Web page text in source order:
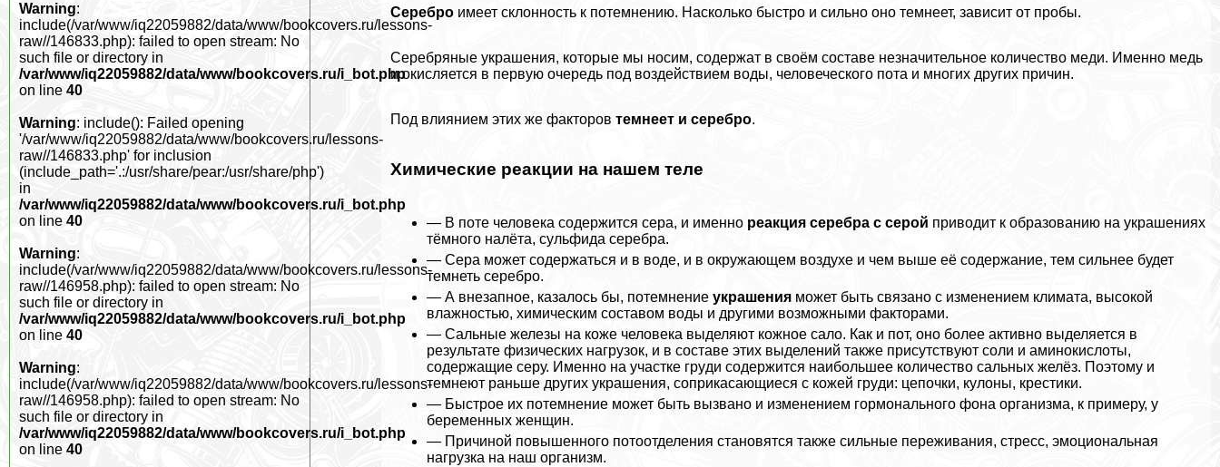
Серебро имеет склонность к потемнению. Насколько быстро и сильно оно темнеет, зависит от пробы.
Серебряные украшения, которые мы носим, содержат в своём составе незначительное количество меди. Именно медь
и окисляется в первую очередь под воздействием воды, человеческого пота и многих других причин.
Под влиянием этих же факторовтемнеет и серебро.
Химические реакции на нашем теле
— В поте человека содержится сера, и именно реакция серебра с серой приводит к образованию на украшениях
тёмного налёта, сульфида серебра.
— Сера может содержаться и в воде, и в окружающем воздухе и чем выше её содержание, тем сильнее будет
темнеть серебро.
— А внезапное, казалось бы, потемнениеукрашения может быть связано с изменением климата, высокой
влажностью, химическим составом воды и другими возможными факторами.
— Сальные железы на коже человека выделяют кожное сало. Как и пот, оно более активно выделяется в
результате физических нагрузок, и в составе этих выделений также присутствуют соли и аминокислоты,
содержащие серу. Именно на участке гpyди содержится наибольшее количество сальных желёз. Поэтому и
темнеют раньше других украшения, соприкасающиеся с кожей гpyди: цепочки, кулоны, крестики.
— Быстрое их потемнение может быть вызвано и изменением гормонального фона организма, к примеру, у
беременных женщин.
— Причиной повышенного потоотделения становятся также сильные переживания, стресс, эмоциональная
нагрузка на наш организм.
Warning:
include(/var/www/iq22059882/data/www/bookcovers.ru/lessons-
raw//146833.php): failed to open stream: No
such file or directory in
/var/www/iq22059882/data/www/bookcovers.ru/i_bot.php
on line 40
Warning: include(): Failed opening
'/var/www/iq22059882/data/www/bookcovers.ru/lessons-
raw//146833.php' for inclusion
(include_path='.:/usr/share/pear:/usr/share/php')
in
/var/www/iq22059882/data/www/bookcovers.ru/i_bot.php
on line 40
Warning:
include(/var/www/iq22059882/data/www/bookcovers.ru/lessons-
raw//146958.php): failed to open stream: No
such file or directory in
/var/www/iq22059882/data/www/bookcovers.ru/i_bot.php
on line 40
Warning:
include(/var/www/iq22059882/data/www/bookcovers.ru/lessons-
raw//146958.php): failed to open stream: No
such file or directory in
/var/www/iq22059882/data/www/bookcovers.ru/i_bot.php
on line 40